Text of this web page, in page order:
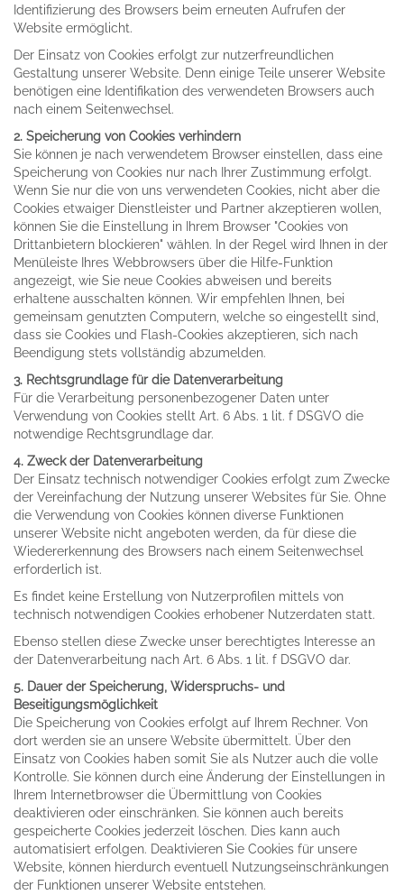
Identifizierung des Browsers beim erneuten Aufrufen der
Website ermöglicht.
Der Einsatz von Cookies erfolgt zur nutzerfreundlichen
Gestaltung unserer Website. Denn einige Teile unserer Website
benötigen eine Identifikation des verwendeten Browsers auch
nach einem Seitenwechsel.
2. Speicherung von Cookies verhindern
Sie können je nach verwendetem Browser einstellen, dass eine
Speicherung von Cookies nur nach Ihrer Zustimmung erfolgt.
Wenn Sie nur die von uns verwendeten Cookies, nicht aber die
Cookies etwaiger Dienstleister und Partner akzeptieren wollen,
können Sie die Einstellung in Ihrem Browser "Cookies von
Drittanbietern blockieren" wählen. In der Regel wird Ihnen in der
Menüleiste Ihres Webbrowsers über die Hilfe-Funktion
angezeigt, wie Sie neue Cookies abweisen und bereits
erhaltene ausschalten können. Wir empfehlen Ihnen, bei
gemeinsam genutzten Computern, welche so eingestellt sind,
dass sie Cookies und Flash-Cookies akzeptieren, sich nach
Beendigung stets vollständig abzumelden.
3. Rechtsgrundlage für die Datenverarbeitung
Für die Verarbeitung personenbezogener Daten unter
Verwendung von Cookies stellt Art. 6 Abs. 1 lit. f DSGVO die
notwendige Rechtsgrundlage dar.
4. Zweck der Datenverarbeitung
Der Einsatz technisch notwendiger Cookies erfolgt zum Zwecke
der Vereinfachung der Nutzung unserer Websites für Sie. Ohne
die Verwendung von Cookies können diverse Funktionen
unserer Website nicht angeboten werden, da für diese die
Wiedererkennung des Browsers nach einem Seitenwechsel
erforderlich ist.
Es findet keine Erstellung von Nutzerprofilen mittels von
technisch notwendigen Cookies erhobener Nutzerdaten statt.
Ebenso stellen diese Zwecke unser berechtigtes Interesse an
der Datenverarbeitung nach Art. 6 Abs. 1 lit. f DSGVO dar.
5. Dauer der Speicherung, Widerspruchs- und
Beseitigungsmöglichkeit
Die Speicherung von Cookies erfolgt auf Ihrem Rechner. Von
dort werden sie an unsere Website übermittelt. Über den
Einsatz von Cookies haben somit Sie als Nutzer auch die volle
Kontrolle. Sie können durch eine Änderung der Einstellungen in
Ihrem Internetbrowser die Übermittlung von Cookies
deaktivieren oder einschränken. Sie können auch bereits
gespeicherte Cookies jederzeit löschen. Dies kann auch
automatisiert erfolgen. Deaktivieren Sie Cookies für unsere
Website, können hierdurch eventuell Nutzungseinschränkungen
der Funktionen unserer Website entstehen.